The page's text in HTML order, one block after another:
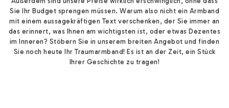
Sie Ihr Budget sprengen müssen. Warum also nicht ein Armband
mit einem aussagekräftigen Text verschenken, der Sie immer an
das erinnert, was Ihnen am wichtigsten ist, oder etwas Dezentes
im Inneren? Stöbern Sie in unserem breiten Angebot und finden
Sie noch heute Ihr Traumarmband! Es ist an der Zeit, ein Stück
Ihrer Geschichte zu tragen!